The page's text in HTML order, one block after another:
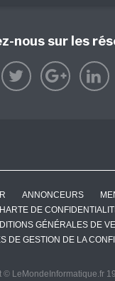
nous sur les
ANNONCEURS
DE
GÉNÉRALES DE
DE GESTION DE LA
© LeMondeInformatique.fr